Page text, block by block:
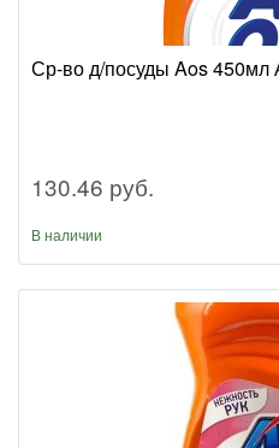
Ср-во д/посуды Aos 450мл
130.46 руб.
В наличии